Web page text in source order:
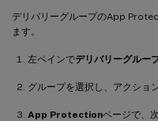
デリバリーグループのApp
ます。
左ペインでデリバリーグルー
グループを選択し、アクショ
App Protectionページで、